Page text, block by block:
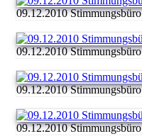
09.12.2010 Stimmungsbüro
09.12.2010 Stimmungsbüro
09.12.2010 Stimmungsbüro
09.12.2010 Stimmungsbüro